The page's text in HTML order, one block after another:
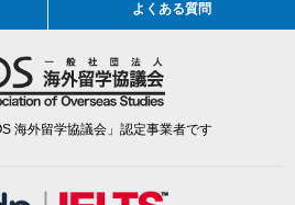
よくある質問
海外留学協議会」認定事業者です